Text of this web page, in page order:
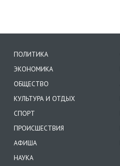
ПОЛИТИКА
ЭКОНОМИКА
ОБЩЕСТВО
КУЛЬТУРА И ОТДЫХ
СПОРТ
ПРОИСШЕСТВИЯ
АФИША
НАУКА